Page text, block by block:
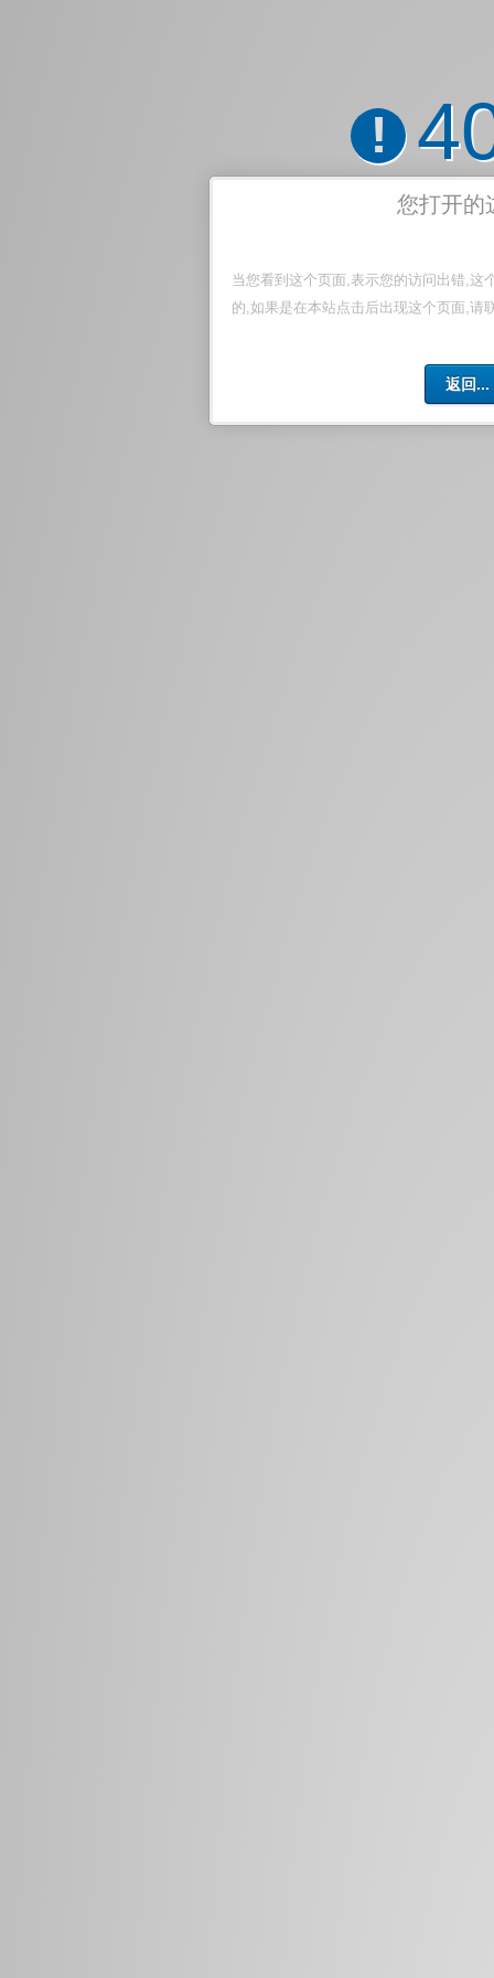
!
您打开的
当您看到这个页面,表示您的访问出错,这
的,如果是在本站点击后出现这个页面,请
返回...